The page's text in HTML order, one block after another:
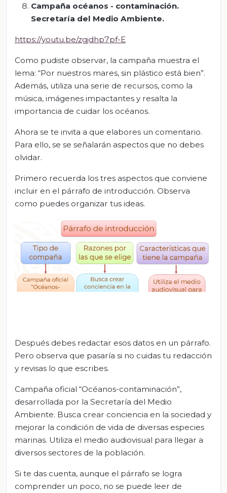
Campaña océanos - contaminación.
Secretaría del Medio Ambiente.
https://youtu.be/zgjdhp7pf-E
Como pudiste observar, la campaña muestra el
lema: “Por nuestros mares, sin plástico está bien”.
Además, utiliza una serie de recursos, como la
música, imágenes impactantes y resalta la
importancia de cuidar los océanos.
Ahora se te invita a que elabores un comentario.
Para ello, se se señalarán aspectos que no debes
olvidar.
Primero recuerda los tres aspectos que conviene
incluir en el párrafo de introducción. Observa
como puedes organizar tus ideas.
Después debes redactar esos datos en un párrafo.
Pero observa que pasaría si no cuidas tu redacción
y revisas lo que escribes.
Campaña oficial “Océanos-contaminación”,
desarrollada por la Secretaría del Medio
Ambiente. Busca crear conciencia en la sociedad y
mejorar la condición de vida de diversas especies
marinas. Utiliza el medio audiovisual para llegar a
diversos sectores de la población.
Si te das cuenta, aunque el párrafo se logra
comprender un poco, no se puede leer de